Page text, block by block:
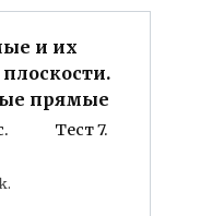
и их
прямые
Тест 7.